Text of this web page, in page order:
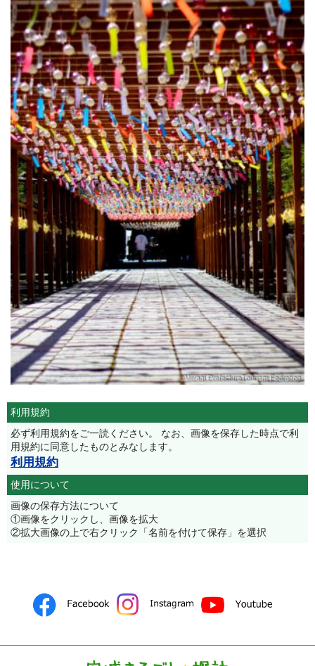
利用規約
必ず利用規約をご一読ください。 なお、画像を保存した時点で利
用規約に同意したものとみなします。
利用規約
使用について
画像の保存方法について
①画像をクリックし、画像を拡大
②拡大画像の上で右クリック「名前を付けて保存」を選択